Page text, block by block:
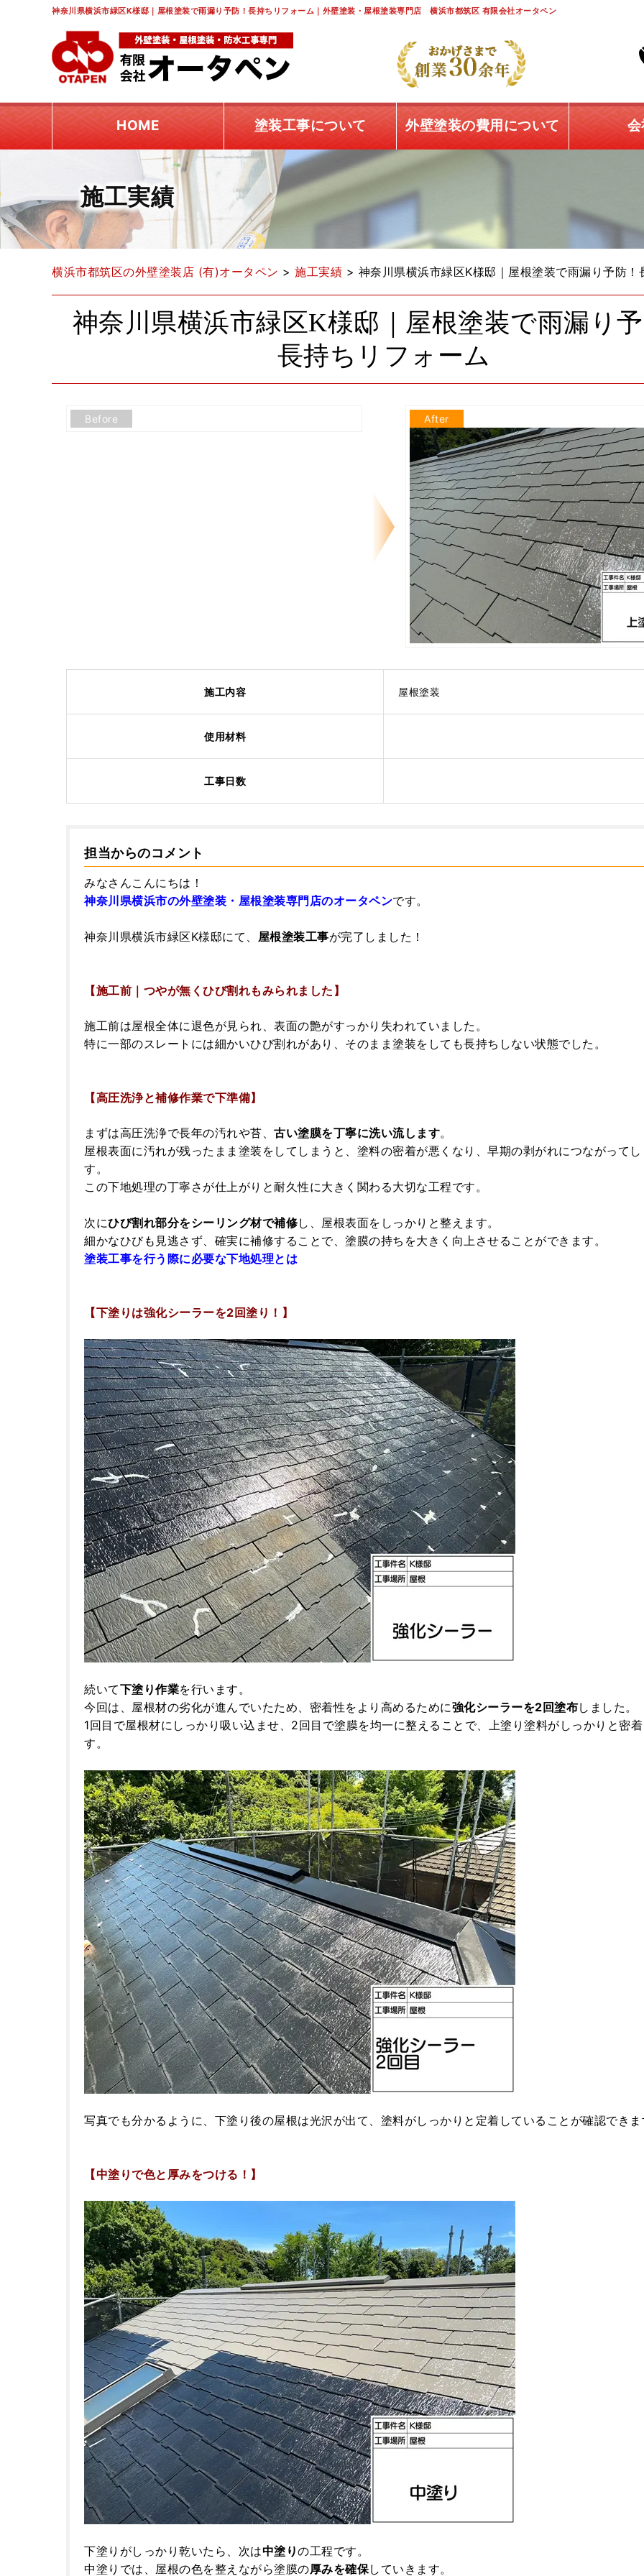
神奈川県横浜市緑区K様邸｜屋根塗装で雨漏り予防！長持ちリフォーム｜外壁塗装・屋根塗装専門店 横浜市都筑区 有限会社オータペン
HOME 塗装工事について 外壁塗装の費用について
施工実績
横浜市都筑区の外壁塗装店 (有)オータペン > 施工実績 > 神奈川県横浜市緑区K様邸｜屋根塗装で雨漏り予防！
神奈川県横浜市緑区K様邸｜屋根塗装で雨漏り
長持ちリフォーム
Before After
施工内容 屋根塗装
使用材料
工事日数
担当からのコメント
みなさんこんにちは！
神奈川県横浜市の外壁塗装・屋根塗装専門店のオータペンです。
神奈川県横浜市緑区K様邸にて、 屋根塗装工事が完了しました！
【施工前｜つやが無くひび割れもみられました】
施工前は屋根全体に退色が見られ、表面の艶がすっかり失われていました。
特に一部のスレートには細かいひび割れがあり、そのまま塗装をしても長持ちしない状態でした。
【高圧洗浄と補修作業で下準備】
まずは高圧洗浄で長年の汚れや苔、 古い塗膜を丁寧に洗い流します。
屋根表面に汚れが残ったまま塗装をしてしまうと、塗料の密着が悪くなり、早期の剥がれにつながって
す。
この下地処理の丁寧さが仕上がりと耐久性に大きく関わる大切な工程です。
次にひび割れ部分をシーリング材で補修し、屋根表面をしっかりと整えます。
細かなひびも見逃さず、確実に補修することで、塗膜の持ちを大きく向上させることができます。
塗装工事を行う際に必要な下地処理とは
【下塗りは強化シーラーを2回塗り！】
続いて下塗り作業を行います。
今回は、屋根材の劣化が進んでいたため、密着性をより高めるために強化シーラーを2回塗布しました。
1回目で屋根材にしっかり吸い込ませ、2回目で塗膜を均一に整えることで、上塗り塗料がしっかりと密
す。
写真でも分かるように、下塗り後の屋根は光沢が出て、塗料がしっかりと定着していることが確認でき
【中塗りで色と厚みをつける！】
下塗りがしっかり乾いたら、次は中塗りの工程です。
中塗りでは、屋根の色を整えながら塗膜の厚みを確保していきます。